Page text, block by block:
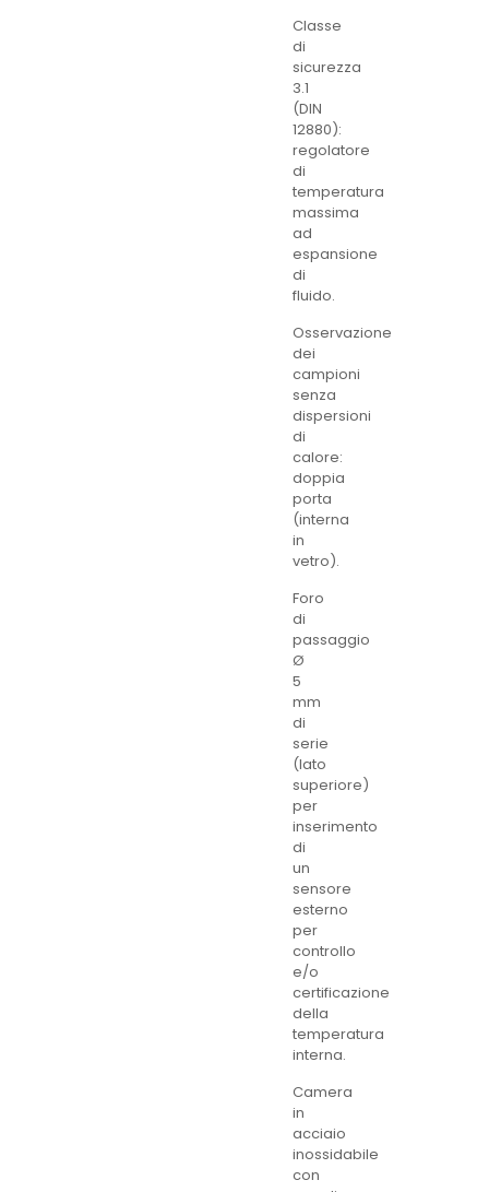
Classe
di
sicurezza
3.1
(DIN
12880):
regolatore
di
temperatura
massima
ad
espansione
di
fluido.
Osservazione
dei
campioni
senza
dispersioni
di
calore:
doppia
porta
(interna
in
vetro).
Foro
di
passaggio
Ø
5
mm
di
serie
(lato
superiore)
per
inserimento
di
un
sensore
esterno
per
controllo
e/o
certificazione
della
temperatura
interna.
Camera
in
acciaio
inossidabile
con